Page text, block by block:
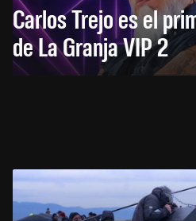
Carlos Trejo es el
de La Granja VIP 2